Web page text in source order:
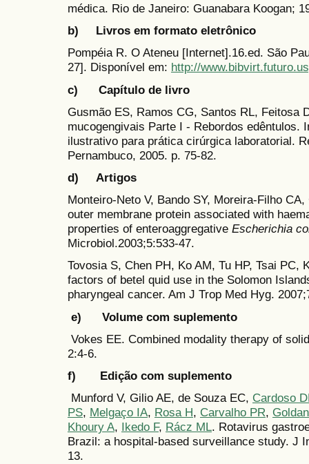
médica. Rio de Janeiro: Guanabara Koogan;
b) Livros em formato eletrônico
Pompéia R. O Ateneu [Internet].16.ed. São
27]. Disponível em: http://
c) Capítulo de livro
Gusmão ES, Ramos CG, Santos RL, Feitosa
mucogengivais Parte I - Rebordos edêntulos.
ilustrativo para prática cirúrgica laboratorial.
Pernambuco, 2005. p. 75-82.
d) Artigos
Monteiro-Neto V, Bando SY, Moreira-Filho
outer membrane protein associated with
properties of enteroaggregative Escherichia
Microbiol.2003;5:533-47.
Tovosia S, Chen PH, Ko AM, Tu HP, Tsai PC,
factors of betel quid use in the Solomon
pharyngeal cancer. Am J Trop Med Hyg.
e) Volume com suplemento
Vokes EE. Combined modality therapy of
2:4-6.
f) Edição com suplemento
Munford V, Gilio AE, de Souza EC, Cardoso
PS, Melgaço IA, Rosa H, Carvalho PR,
Khoury A, Ikedo F, Rácz ML. Rotavirus
Brazil: a hospital-based surveillance study. J
13.